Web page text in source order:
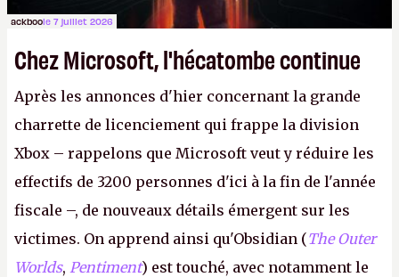
ackboole 7 juillet 2026
Chez Microsoft, l'hécatombe continue
Après les annonces d'hier concernant la grande
charrette de licenciement qui frappe la division
Xbox – rappelons que Microsoft veut y réduire les
effectifs de 3200 personnes d'ici à la fin de l'année
fiscale –, de nouveaux détails émergent sur les
victimes. On apprend ainsi qu'Obsidian (The Outer
Worlds, Pentiment) est touché, avec notamment le